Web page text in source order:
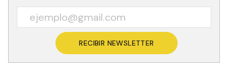
RECIBIR NEWSLETTER